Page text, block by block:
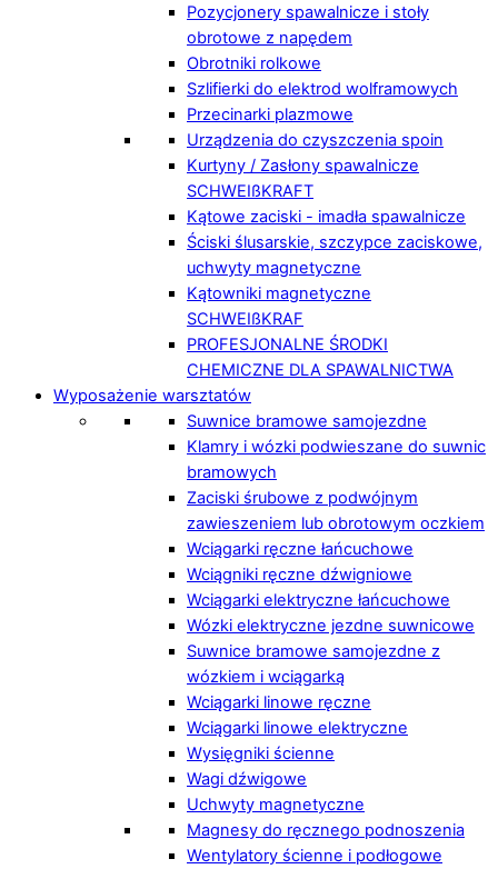
Pozycjonery spawalnicze i stoły
obrotowe z napędem
Obrotniki rolkowe
Szlifierki do elektrod wolframowych
Przecinarki plazmowe
Urządzenia do czyszczenia spoin
Kurtyny / Zasłony spawalnicze
SCHWEIßKRAFT
Kątowe zaciski - imadła spawalnicze
Ściski ślusarskie, szczypce zaciskowe,
uchwyty magnetyczne
Kątowniki magnetyczne
SCHWEIßKRAF
PROFESJONALNE ŚRODKI
CHEMICZNE DLA SPAWALNICTWA
Wyposażenie warsztatów
Suwnice bramowe samojezdne
Klamry i wózki podwieszane do suwnic
bramowych
Zaciski śrubowe z podwójnym
zawieszeniem lub obrotowym oczkiem
Wciągarki ręczne łańcuchowe
Wciągniki ręczne dźwigniowe
Wciągarki elektryczne łańcuchowe
Wózki elektryczne jezdne suwnicowe
Suwnice bramowe samojezdne z
wózkiem i wciągarką
Wciągarki linowe ręczne
Wciągarki linowe elektryczne
Wysięgniki ścienne
Wagi dźwigowe
Uchwyty magnetyczne
Magnesy do ręcznego podnoszenia
Wentylatory ścienne i podłogowe